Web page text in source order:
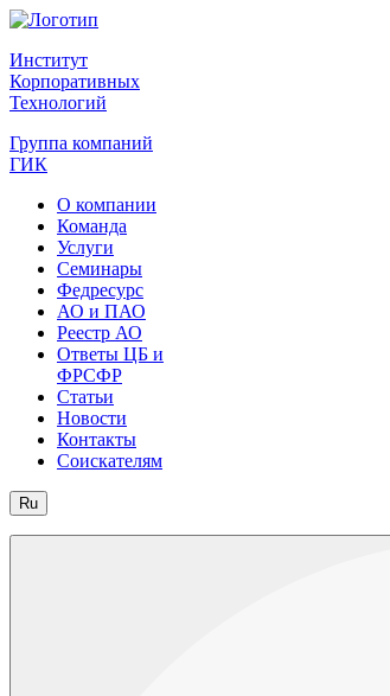
Институт
Корпоративных
Технологий
Группа компаний
ГИК
О компании
Команда
Услуги
Семинары
Федресурс
АО и ПАО
Реестр АО
Ответы ЦБ и
ФРСФР
Статьи
Новости
Контакты
Соискателям
Ru